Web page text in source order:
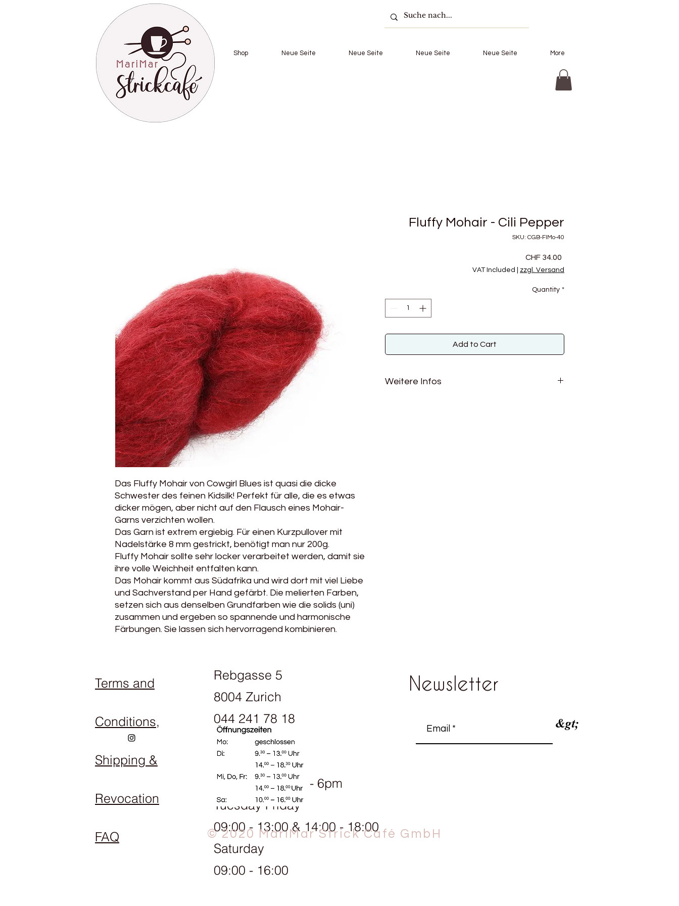
Shop Neue Seite Neue Seite Neue Seite Neue Seite More
Das Fluffy Mohair von Cowgirl Blues ist quasi die dicke
Schwester des feinen Kidsilk! Perfekt für alle, die es etwas
dicker mögen, aber nicht auf den Flausch eines Mohair-
Garns verzichten wollen.
Das Garn ist extrem ergiebig. Für einen Kurzpullover mit
Nadelstärke 8 mm gestrickt, benötigt man nur 200g.
Fluffy Mohair sollte sehr locker verarbeitet werden, damit sie
ihre volle Weichheit entfalten kann.
Das Mohair kommt aus Südafrika und wird dort mit viel Liebe
und Sachverstand per Hand gefärbt. Die melierten Farben,
setzen sich aus denselben Grundfarben wie die solids (uni)
zusammen und ergeben so spannende und harmonische
Färbungen. Sie lassen sich hervorragend kombinieren.
Fluffy Mohair - Cili Pepper
SKU: CGB-FlMo-40
CHF 34.00
VAT Included zzgl. Versand
Quantity *
Add to Cart
Weitere Infos
Terms and
Conditions,
Shipping &
Revocation
FAQ
Rebgasse 5
8004 Zurich
044 241 78 18
Opening hours:
Monday 1.30pm - 6pm
Tuesday Friday
09:00 - 13:00 & 14:00 - 18:00
Saturday
09:00 - 16:00
Newsletter
&gt;
© 2020 MariMar Strick Café GmbH